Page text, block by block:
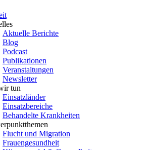
Aktuelle Berichte
Blog
Podcast
Publikationen
Veranstaltungen
Newsletter
tun
Einsatzländer
Einsatzbereiche
Behandelte Krankheiten
Flucht und Migration
Frauengesundheit